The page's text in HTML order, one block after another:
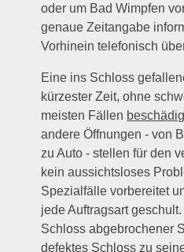
oder um Bad Wimpfen
genaue Zeitangabe
Vorhinein telefonisch
Eine ins Schloss
kürzester Zeit, ohne
meisten Fällen
andere Öffnungen - von
zu Auto - stellen für den
kein aussichtsloses
Spezialfälle vorbereitet
jede Auftragsart
Schloss abgebrochener
defektes Schloss zu